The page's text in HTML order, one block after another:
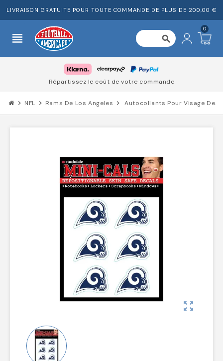
LIVRAISON GRATUITE POUR TOUTE COMMANDE DE PLUS DE 200,00 €
view_headline search
0
Répartissez le coût de votre commande
chevron_right NFL chevron_right Rams De Los Angeles chevron_right Autocollants Pour Visage Des
zoom_out_map